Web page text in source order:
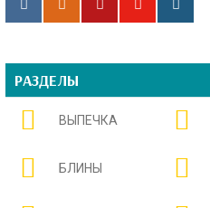
РАЗДЕЛЫ
ВЫПЕЧКА
БЛИНЫ